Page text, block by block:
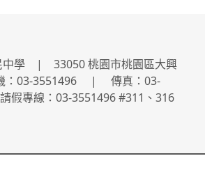
中學 | 33050 桃園市桃園區大興
03-3551496 | 傳真：03-
專線：03-3551496 #311、316